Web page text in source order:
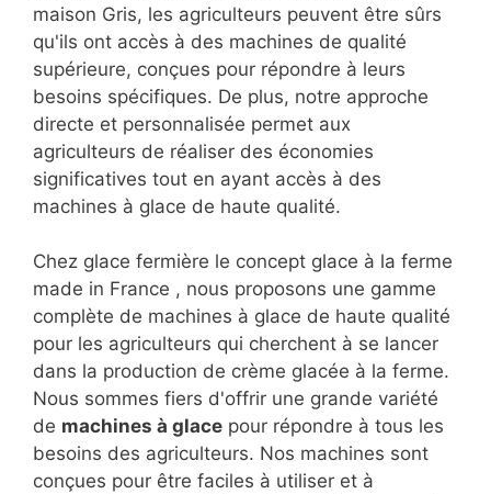
maison Gris, les agriculteurs peuvent être sûrs
qu'ils ont accès à des machines de qualité
supérieure, conçues pour répondre à leurs
besoins spécifiques. De plus, notre approche
directe et personnalisée permet aux
agriculteurs de réaliser des économies
significatives tout en ayant accès à des
machines à glace de haute qualité.
Chez glace fermière le concept glace à la ferme
made in France , nous proposons une gamme
complète de machines à glace de haute qualité
pour les agriculteurs qui cherchent à se lancer
dans la production de crème glacée à la ferme.
Nous sommes fiers d'offrir une grande variété
de machines à glace pour répondre à tous les
besoins des agriculteurs. Nos machines sont
conçues pour être faciles à utiliser et à